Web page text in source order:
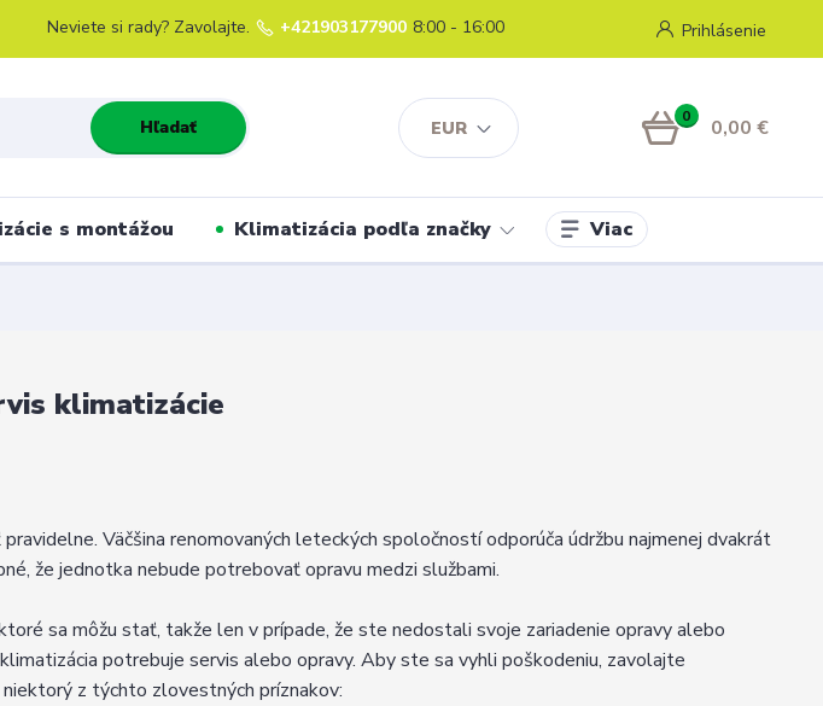
EUR
Prihlásenie
Hľadať
Neviete si rady? Zavolajte. +421903177900 8:00 - 16:00
0 0,00 €
s montážou Klimatizácia podľa značky Viac
klimatizácie
Väčšina renomovaných leteckých spoločností odporúča údržbu najmenej dvakrát
že jednotka nebude potrebovať opravu medzi službami.
sa môžu stať, takže len v prípade, že ste nedostali svoje zariadenie opravy alebo
potrebuje servis alebo opravy. Aby ste sa vyhli poškodeniu, zavolajte
z týchto zlovestných príznakov: